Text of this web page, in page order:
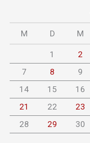
M D M
1 2
7
8 9
14
15 16
21
22 23
28
29 30